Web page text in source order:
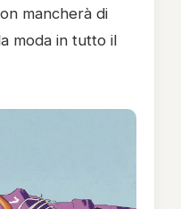
mancherà di
moda in tutto il